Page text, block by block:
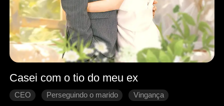
Casei com o tio do meu ex
CEO Perseguindo o marido
Vingança